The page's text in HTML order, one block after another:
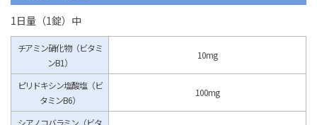
1日量（1錠）中
チアミン硝化物（ビタミ
ンB1）
10mg
ピリドキシン塩酸塩（ビ
タミンB6）
100mg
シアノコバラミン（ビタ